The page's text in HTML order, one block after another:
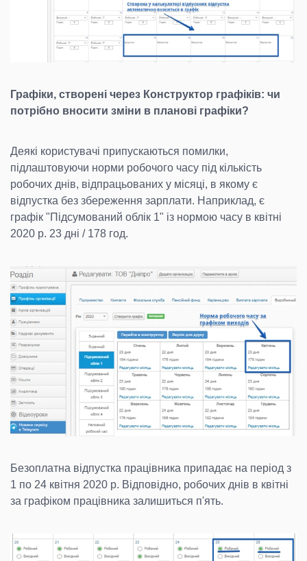
Графіки, створені через Конструктор графіків: чи
потрібно вносити зміни в планові графіки?
Деякі користувачі припускаються помилки,
підлаштовуючи норми робочого часу під кількість
робочих днів, відпрацьованих у місяці, в якому є
відпустка без збереження зарплати. Наприклад, є
графік "Підсумований облік 1" із нормою часу в квітні
2020 р. 23 дні / 178 год.
Безоплатна відпустка працівника припадає на період з
1 по 24 квітня 2020 р. Відповідно, робочих днів в квітні
за графіком працівника залишиться п'ять.